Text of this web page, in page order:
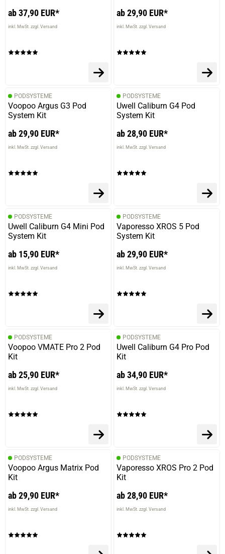
ab 37,90 EUR*
inkl. MwSt. zzgl. Versand
ab 29,90 EUR*
inkl. MwSt. zzgl. Versand
PODSYSTEME
Voopoo Argus G3 Pod
System Kit
ab 29,90 EUR*
inkl. MwSt. zzgl. Versand
PODSYSTEME
Uwell Caliburn G4 Pod
System Kit
ab 28,90 EUR*
inkl. MwSt. zzgl. Versand
PODSYSTEME
Uwell Caliburn G4 Mini Pod
System Kit
ab 15,90 EUR*
inkl. MwSt. zzgl. Versand
PODSYSTEME
Vaporesso XROS 5 Pod
System Kit
ab 29,90 EUR*
inkl. MwSt. zzgl. Versand
PODSYSTEME
Voopoo VMATE Pro 2 Pod
Kit
ab 25,90 EUR*
inkl. MwSt. zzgl. Versand
PODSYSTEME
Uwell Caliburn G4 Pro Pod
Kit
ab 34,90 EUR*
inkl. MwSt. zzgl. Versand
PODSYSTEME
Voopoo Argus Matrix Pod
Kit
ab 29,90 EUR*
inkl. MwSt. zzgl. Versand
PODSYSTEME
Vaporesso XROS Pro 2 Pod
Kit
ab 28,90 EUR*
inkl. MwSt. zzgl. Versand